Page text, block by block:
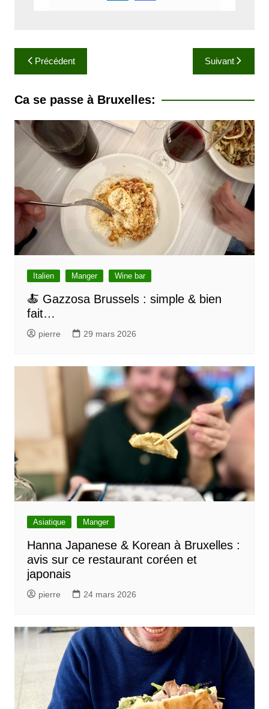
a
v
g
i
o
n
d
e
Précédent Suivant
Ca se passe à Bruxelles:
Italien Manger Wine bar
🍝 Gazzosa Brussels : simple & bien
fait…
pierre 29 mars 2026
Asiatique Manger
Hanna Japanese & Korean à Bruxelles :
avis sur ce restaurant coréen et
japonais
pierre 24 mars 2026